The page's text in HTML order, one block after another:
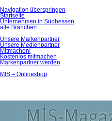
Navigation überspringen
Startseite
Unternehmen in Südhessen
alle Branchen
Unsere Markenpartner
Unsere Medienpartner
Mitmachen!
Kostenlos mitmachen
Markenpartner werden
MIS – Onlineshop